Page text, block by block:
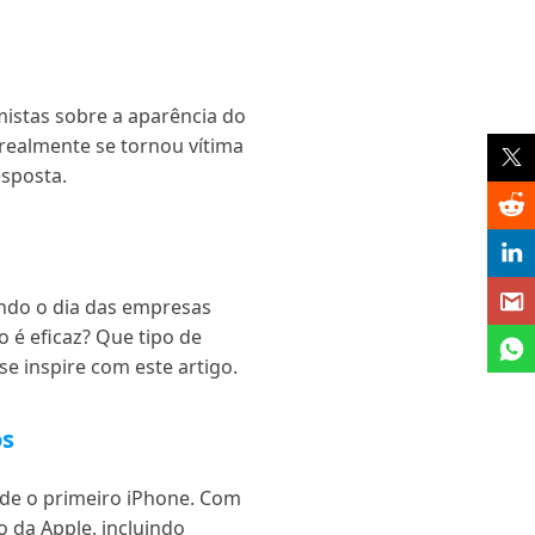
sobre a aparência do
se tornou vítima
o dia das empresas
é eficaz? Que tipo de
inspire com este artigo.
o primeiro iPhone. Com
da Apple, incluindo